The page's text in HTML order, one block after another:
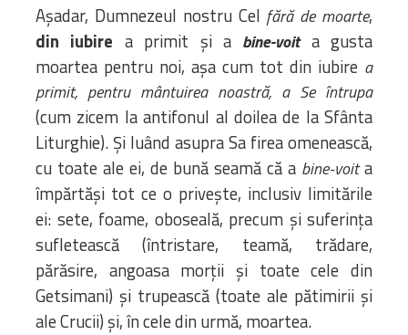
Așadar, Dumnezeul nostru Cel fără de moarte,
din iubire a primit și a bine-voita gusta
moartea pentru noi, așa cum tot din iubire a
primit, pentru mântuirea noastră, a Se întrupa
(cum zicem la antifonul al doilea de la Sfânta
Liturghie). Și luând asupra Sa firea omenească,
cu toate ale ei, de bună seamă că a bine-voita
împărtăși tot ce o privește, inclusiv limitările
ei: sete, foame, oboseală, precum și suferința
sufletească (întristare, teamă, trădare,
părăsire, angoasa morții și toate cele din
Getsimani) și trupească (toate ale pătimirii și
ale Crucii) și, în cele din urmă, moartea.